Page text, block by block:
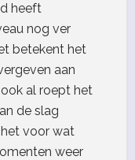
heeft
nog ver
betekent het
aan
al roept het
de slag
voor wat
weer